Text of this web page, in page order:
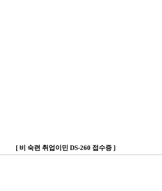
[ 비 숙련 취업이민 DS-260 접수증]